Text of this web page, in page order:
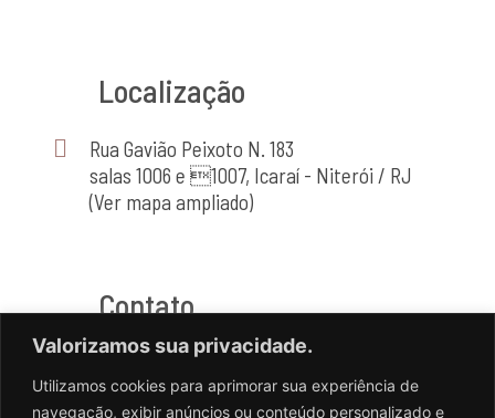
Valorizamos sua privacidade.
Utilizamos cookies para aprimorar sua experiência de
navegação, exibir anúncios ou conteúdo personalizado e
Localização
Rua Gavião Peixoto N. 183
salas 1006 e 1007, Icaraí - Niterói / RJ
(Ver mapa ampliado)
Contato
(21) 2714-4464
(21) 98556-2741